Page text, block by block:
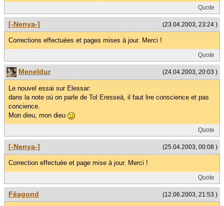
Quote
(23.04.2003, 23:24 )
[-Nenya-]
Corrections effectuées et pages mises à jour. Merci !
Quote
(24.04.2003, 20:03 )
Meneldur
Le nouvel essai sur Elessar:
dans la note où on parle de Tol Eresseä, il faut lire conscience et pas
concience.
Mon dieu, mon dieu
Quote
(25.04.2003, 00:08 )
[-Nenya-]
Correction effectuée et page mise à jour. Merci !
Quote
(12.06.2003, 21:53 )
Fëagond